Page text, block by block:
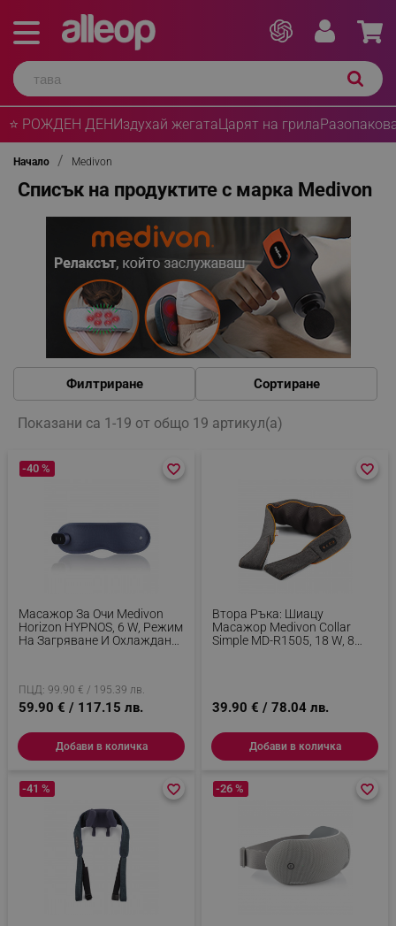
⭐ РОЖДЕН ДЕНИздухай жегатаЦарят на грила
Начало Medivon
Списък на продуктите с марка Medivon
Филтриране Сортиране
Показани са 1-19 от общо 19 артикул(а)
Масажор За Очи Medivon
Horizon HYPNOS, 6 W, Режим
На Загряване И Охлаждане,
-40 %
ПЦД: 99.90 € / 195.39 лв.
59.90 € / 117.15 лв.
favorite_border
favorite_border
Добави в количка
Втора Ръка: Шиацу
Масажор Medivon Collar
Simple MD-R1505, 18 W, 8
39.90 € / 78.04 лв.
favorite_border
favorite_border
Добави в количка
-41 % favorite_border
favorite_border -26 % favorite_border
favorite_border